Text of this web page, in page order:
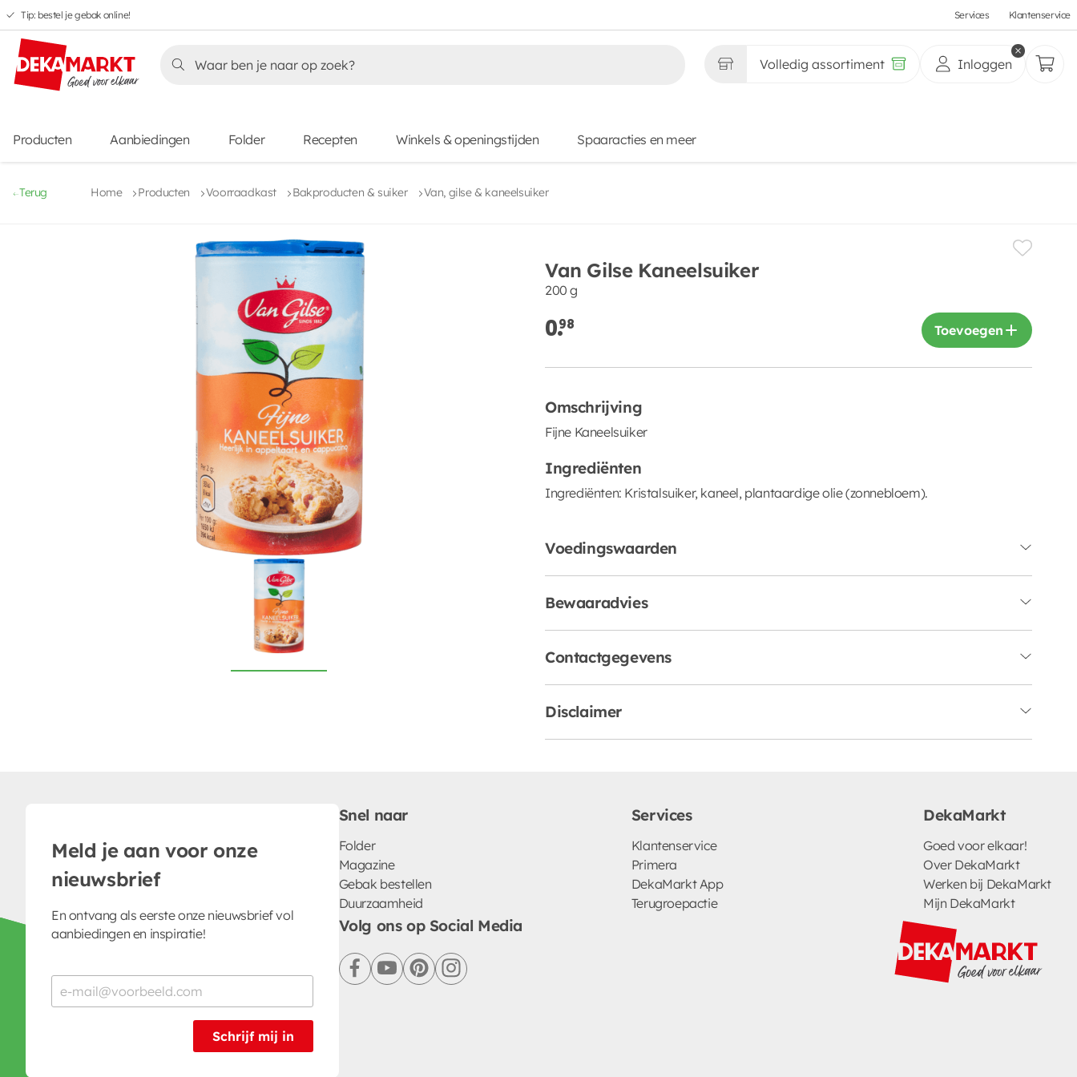
Overslaan
naar
hoofdnavigatie
Overslaan
naar
hoofdinhoud
Overslaan
naar
voettekstinhoud
Overslaan
naar
aanbiedingen
Tip: bestel je gebak online! Services Klantenservice
Volledig assortiment Inloggen
Producten Aanbiedingen Folder Recepten Winkels & openingstijden Spaaracties en meer
Terug Home Producten Voorraadkast Bakproducten & suiker Van, gilse & kaneelsuiker
Van Gilse Kaneelsuiker
200 g
0.98 Toevoegen
Omschrijving
Fijne Kaneelsuiker
Ingrediënten
Ingrediënten: Kristalsuiker, kaneel, plantaardige olie (zonnebloem).
Voedingswaarden
Bewaaradvies
Contactgegevens
Disclaimer
Meld je aan voor onze
nieuwsbrief
En ontvang als eerste onze nieuwsbrief vol
aanbiedingen en inspiratie!
Schrijf mij in
Snel naar
Folder
Magazine
Gebak bestellen
Duurzaamheid
Services
Klantenservice
Primera
DekaMarkt App
Terugroepactie
DekaMarkt
Goed voor elkaar!
Over DekaMarkt
Werken bij DekaMarkt
Mijn DekaMarkt
Volg ons op Social Media
facebookyoutubepinterestinstagram